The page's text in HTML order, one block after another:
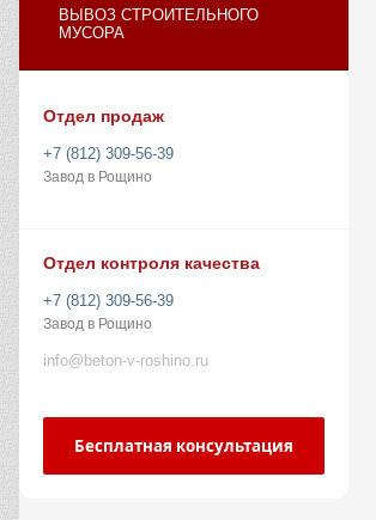
ВЫВОЗ СТРОИТЕЛЬНОГО
МУСОРА
Отдел продаж
+7 (812) 309-56-39
Завод в Рощино
Отдел контроля качества
+7 (812) 309-56-39
Завод в Рощино
info@beton-v-roshino.ru
Бесплатная консультация